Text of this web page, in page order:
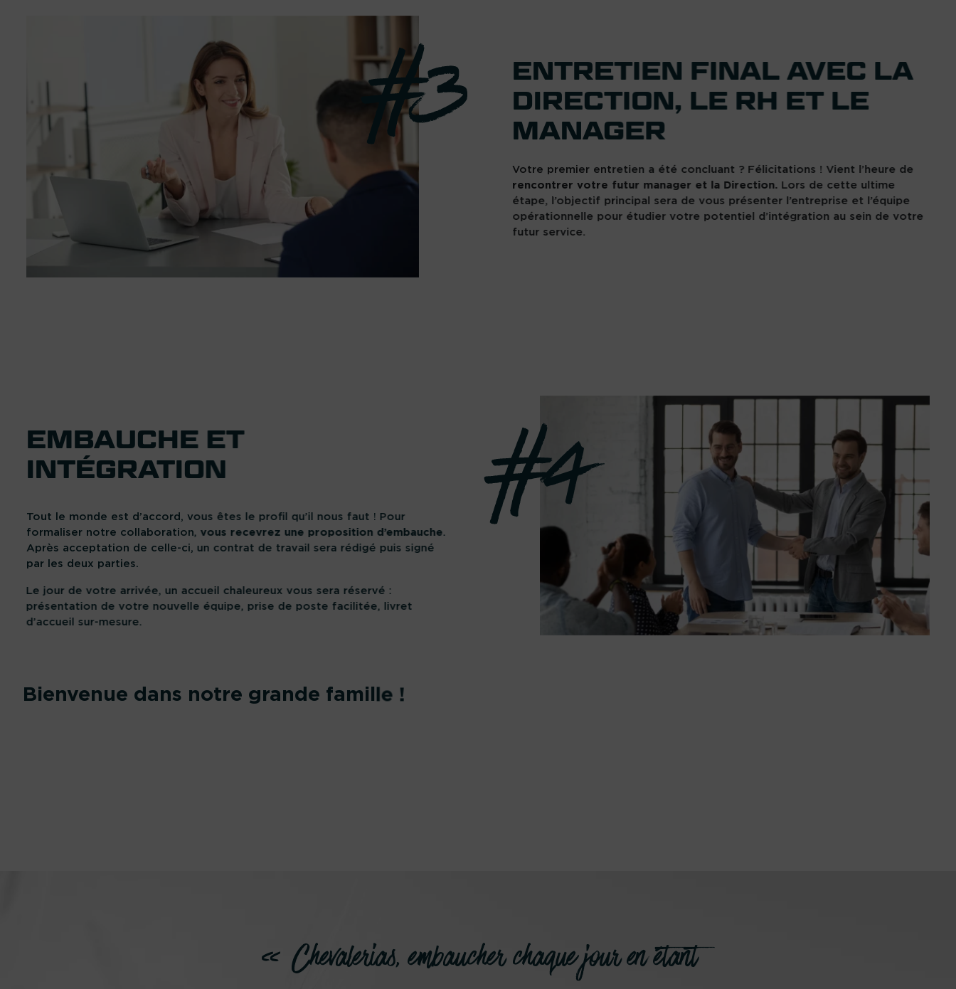
ENTRETIEN FINAL AVEC LA
DIRECTION, LE RH ET LE
MANAGER
Votre premier entretien a été concluant ? Félicitations ! Vient l’heure de
rencontrer votre futur manager et la Direction.Lors de cette ultime
étape, l’objectif principal sera de vous présenter l’entreprise et l’équipe
opérationnelle pour étudier votre potentiel d’intégration au sein de votre
futur service.
EMBAUCHE ET
INTÉGRATION
Tout le monde est d’accord, vous êtes le profil qu’il nous faut ! Pour
formaliser notre collaboration, vous recevrez une proposition d’embauche.
Après acceptation de celle-ci, un contrat de travail sera rédigé puis signé
par les deux parties.
Le jour de votre arrivée, un accueil chaleureux vous sera réservé :
présentation de votre nouvelle équipe, prise de poste facilitée, livret
d’accueil sur-mesure.
Bienvenue dans notre grande famille !
« Chevalerias, embaucher chaque jour en étant